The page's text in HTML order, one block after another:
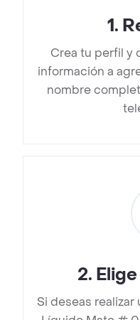
1.
Crea tu perfil y
información a
nombre
2.
Si deseas